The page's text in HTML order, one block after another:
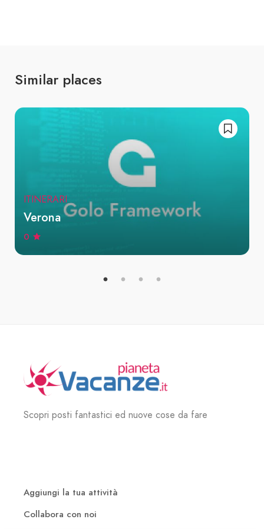
Similar places
ITINERARI
Verona
0
Scopri posti fantastici ed nuove cose da fare
Aggiungi la tua attività
Collabora con noi